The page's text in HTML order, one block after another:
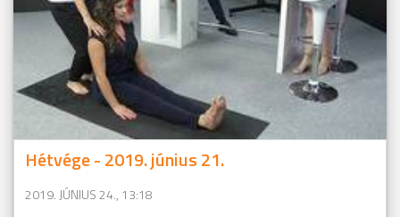
Hétvége - 2019. június 21.
2019. JÚNIUS 24., 13:18